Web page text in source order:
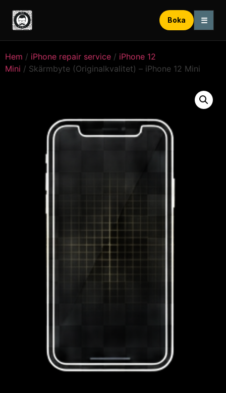
Boka ☰
Hem / iPhone repair service / iPhone 12
Mini / Skärmbyte (Originalkvalitet) – iPhone 12 Mini